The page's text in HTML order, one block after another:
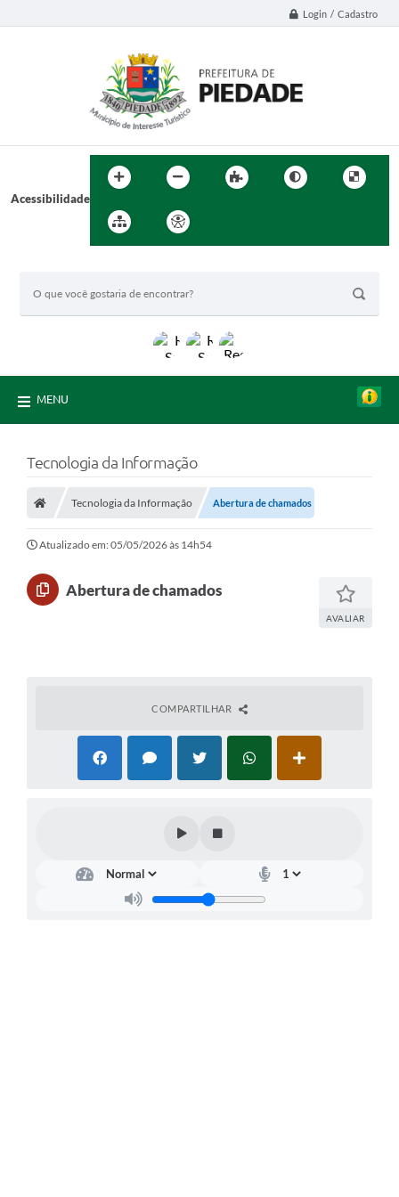
Login / Cadastro
Acessibilidade
MENU
Tecnologia da Informação
Tecnologia da Informação Abertura de chamados
Atualizado em: 05/05/2026 às 14h54
Abertura de chamados
AVALIAR
COMPARTILHAR